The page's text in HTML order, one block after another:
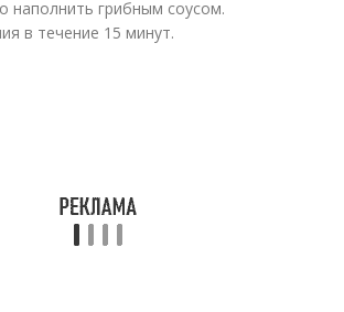
наполнить грибным соусом.
в течение 15 минут.